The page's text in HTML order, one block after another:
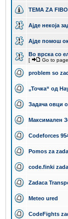
TEMA ZA
Ајде некоја
Aјде помош
Во врска со
[ Go to
problem so
„Точка“ од
Задача овци
Максимален
Codeforces
Pomos za
code.finki
Zadaca
Meteo ured
CodeFights